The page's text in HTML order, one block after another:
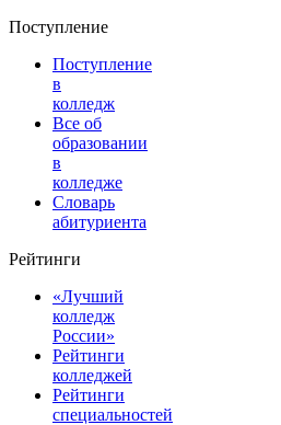
Поступление
Поступление
в
колледж
Все об
образовании
в
колледже
Словарь
абитуриента
Рейтинги
«Лучший
колледж
России»
Рейтинги
колледжей
Рейтинги
специальностей